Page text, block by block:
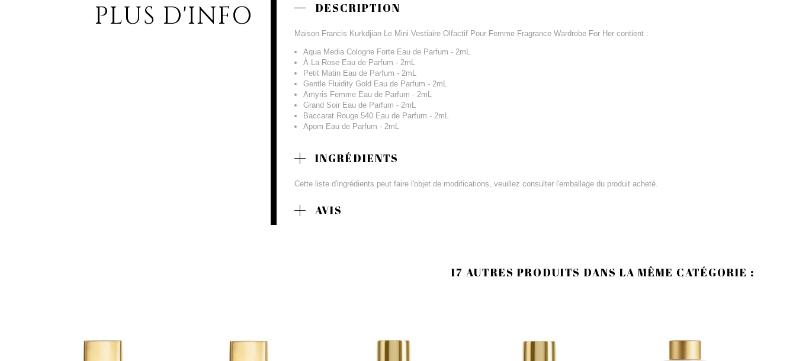
PLUS D'INFO DESCRIPTION
Maison Francis Kurkdjian Le Mini Vestiaire Olfactif Pour Femme Fragrance Wardrobe For Her contient :
Aqua Media Cologne Forte Eau de Parfum - 2mL
À La Rose Eau de Parfum - 2mL
Petit Matin Eau de Parfum - 2mL
Gentle Fluidity Gold Eau de Parfum - 2mL
Amyris Femme Eau de Parfum - 2mL
Grand Soir Eau de Parfum - 2mL
Baccarat Rouge 540 Eau de Parfum - 2mL
Apom Eau de Parfum - 2mL
INGRÉDIENTS
Cette liste d'ingrédients peut faire l'objet de modifications, veuillez consulter l'emballage du produit acheté.
AVIS
17 AUTRES PRODUITS DANS LA MÊME CATÉGORIE :